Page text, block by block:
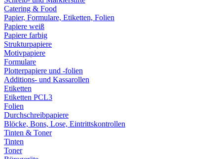
Catering & Food
Papier, Formulare, Etiketten, Folien
Papiere weiß
Papiere farbig
Strukturpapiere
Motivpapiere
Formulare
Plotterpapiere und -folien
Additions- und Kassarollen
Etiketten
Etiketten PCL3
Folien
Durchschreibpapiere
Blöcke, Bons, Lose, Eintrittskontrollen
Tinten & Toner
Tinten
Toner